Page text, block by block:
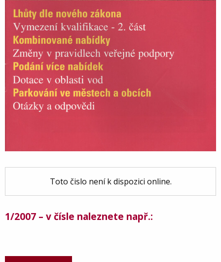
Toto čislo není k dispozici online.
1/2007 – v čísle naleznete např.: